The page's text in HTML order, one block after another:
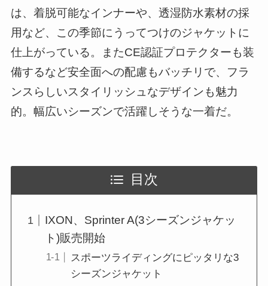
は、着脱可能なインナーや、透湿防水素材の採
用など、この季節にうってつけのジャケットに
仕上がっている。またCE認証プロテクターも装
備するなど安全面への配慮もバッチリで、フラ
ンスらしいスタイリッシュなデザインも魅力
的。幅広いシーズンで活躍しそうな一着だ。
目次
IXON、Sprinter A(3シーズンジャケッ
ト)販売開始
スポーツライディングにピッタリな3
シーズンジャケット